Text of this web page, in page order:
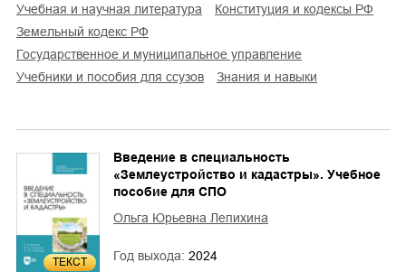
учебная и научная литература
конституция и кодексы РФ
земельный кодекс РФ
государственное и муниципальное управление
учебники и пособия для ссузов
знания и навыки
ТЕКСТ
Введение в специальность
«Землеустройство и кадастры». Учебное
пособие для СПО
Ольга Юрьевна Лепихина
Год выхода: 2024